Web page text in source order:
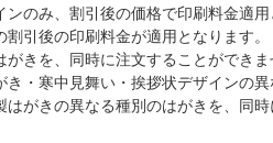
のみ、割引後の価格で印刷料金適
割引後の印刷料金が適用となります。
きを、同時に注文することができま
・寒中見舞い・挨拶状デザインの
がきの異なる種別のはがきを、同時